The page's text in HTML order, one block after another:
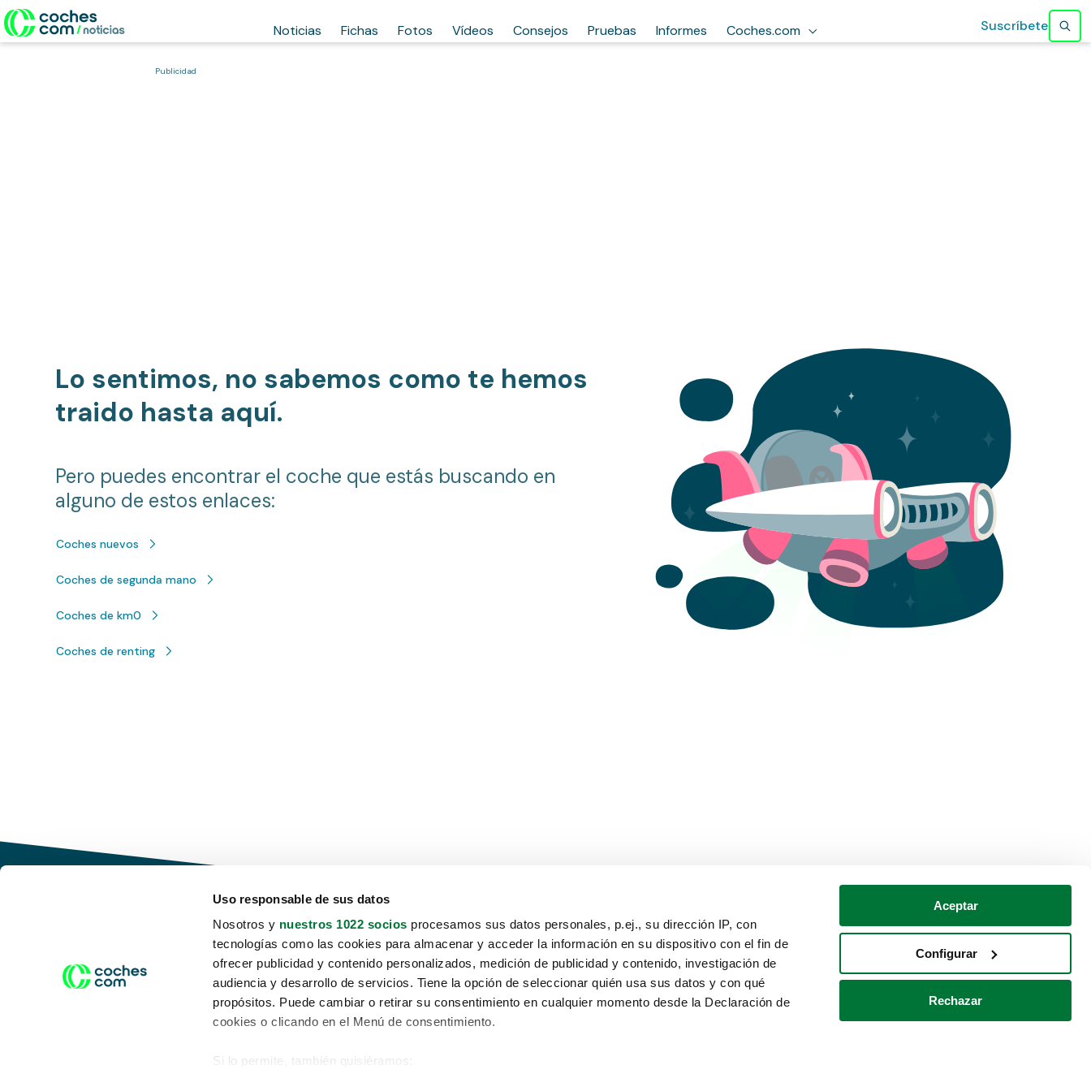
Uso responsable de sus datos
Nosotros y nuestros 1022 socios procesamos sus datos personales, p.ej., su dirección IP, con
tecnologías como las cookies para almacenar y acceder la información en su dispositivo con el fin de
ofrecer publicidad y contenido personalizados, medición de publicidad y contenido, investigación de
audiencia y desarrollo de servicios. Tiene la opción de seleccionar quién usa sus datos y con qué
propósitos. Puede cambiar o retirar su consentimiento en cualquier momento desde la Declaración de
cookies o clicando en el Menú de consentimiento.
Si lo permite, también quisiéramos:
Aceptar
Configurar
Rechazar
Noticias Fichas Fotos Vídeos Consejos Pruebas Informes Coches.com Suscríbete
Publicidad
Lo sentimos, no sabemos como te hemos
traido hasta aquí.
Pero puedes encontrar el coche que estás buscando en
alguno de estos enlaces:
Coches nuevos
Coches de segunda mano
Coches de km0
Coches de renting
Conduce tu futuro,
desata tu movilidad